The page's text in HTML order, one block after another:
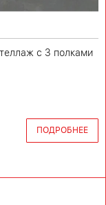
с 3 полками
ПОДРОБНЕЕ